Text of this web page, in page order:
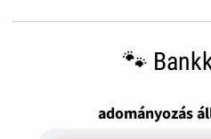
🐾
adományozás